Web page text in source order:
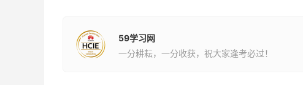
59学习网
一分耕耘，一分收获，祝大家逢考必过！